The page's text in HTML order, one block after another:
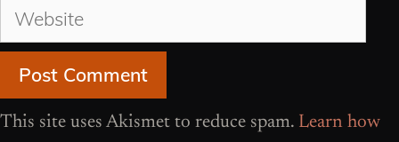
Website
This site uses Akismet to reduce spam. Learn how